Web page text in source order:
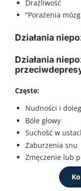
Drażliwość
“Porażenia
Działania
Działania
Częste:
Nudności i
Bóle głowy
Suchość w
Zaburzenia snu
Zmęczenie lub
Długoterminowe: